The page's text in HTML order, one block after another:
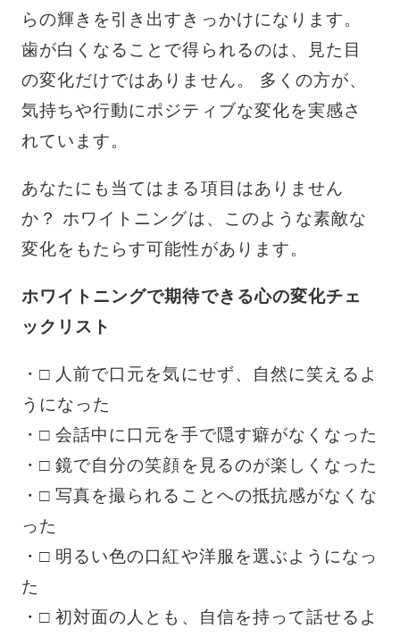
らの輝きを引き出すきっかけになります。
歯が白くなることで得られるのは、見た目
の変化だけではありません。 多くの方が、
気持ちや行動にポジティブな変化を実感さ
れています。
あなたにも当てはまる項目はありません
か？ ホワイトニングは、このような素敵な
変化をもたらす可能性があります。
ホワイトニングで期待できる心の変化チェ
ックリスト
・□ 人前で口元を気にせず、自然に笑えるよ
うになった
・□ 会話中に口元を手で隠す癖がなくなった
・□ 鏡で自分の笑顔を見るのが楽しくなった
・□ 写真を撮られることへの抵抗感がなくな
った
・□ 明るい色の口紅や洋服を選ぶようになっ
た
・□ 初対面の人とも、自信を持って話せるよ